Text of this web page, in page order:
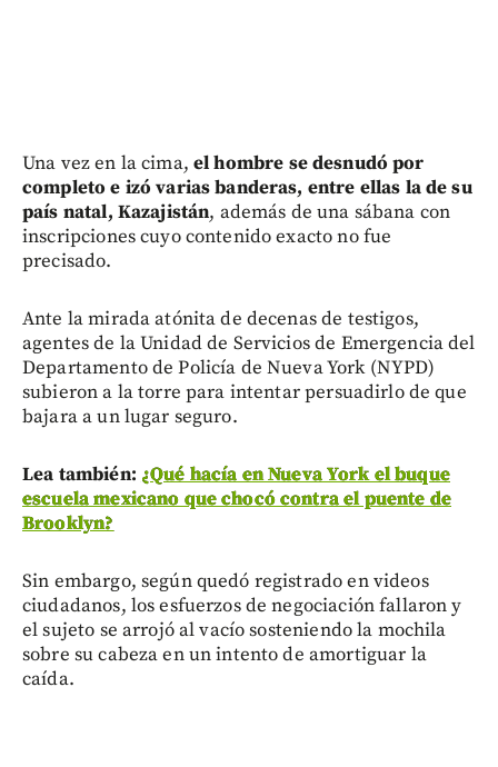
Una vez en la cima, el hombre se desnudó por
completo e izó varias banderas, entre ellas la de su
país natal, Kazajistán, además de una sábana con
inscripciones cuyo contenido exacto no fue
precisado.
Ante la mirada atónita de decenas de testigos,
agentes de la Unidad de Servicios de Emergencia del
Departamento de Policía de Nueva York (NYPD)
subieron a la torre para intentar persuadirlo de que
bajara a un lugar seguro.
Lea también: ¿Qué hacía en Nueva York el buque
escuela mexicano que chocó contra el puente de
Brooklyn?
Sin embargo, según quedó registrado en videos
ciudadanos, los esfuerzos de negociación fallaron y
el sujeto se arrojó al vacío sosteniendo la mochila
sobre su cabeza en un intento de amortiguar la
caída.